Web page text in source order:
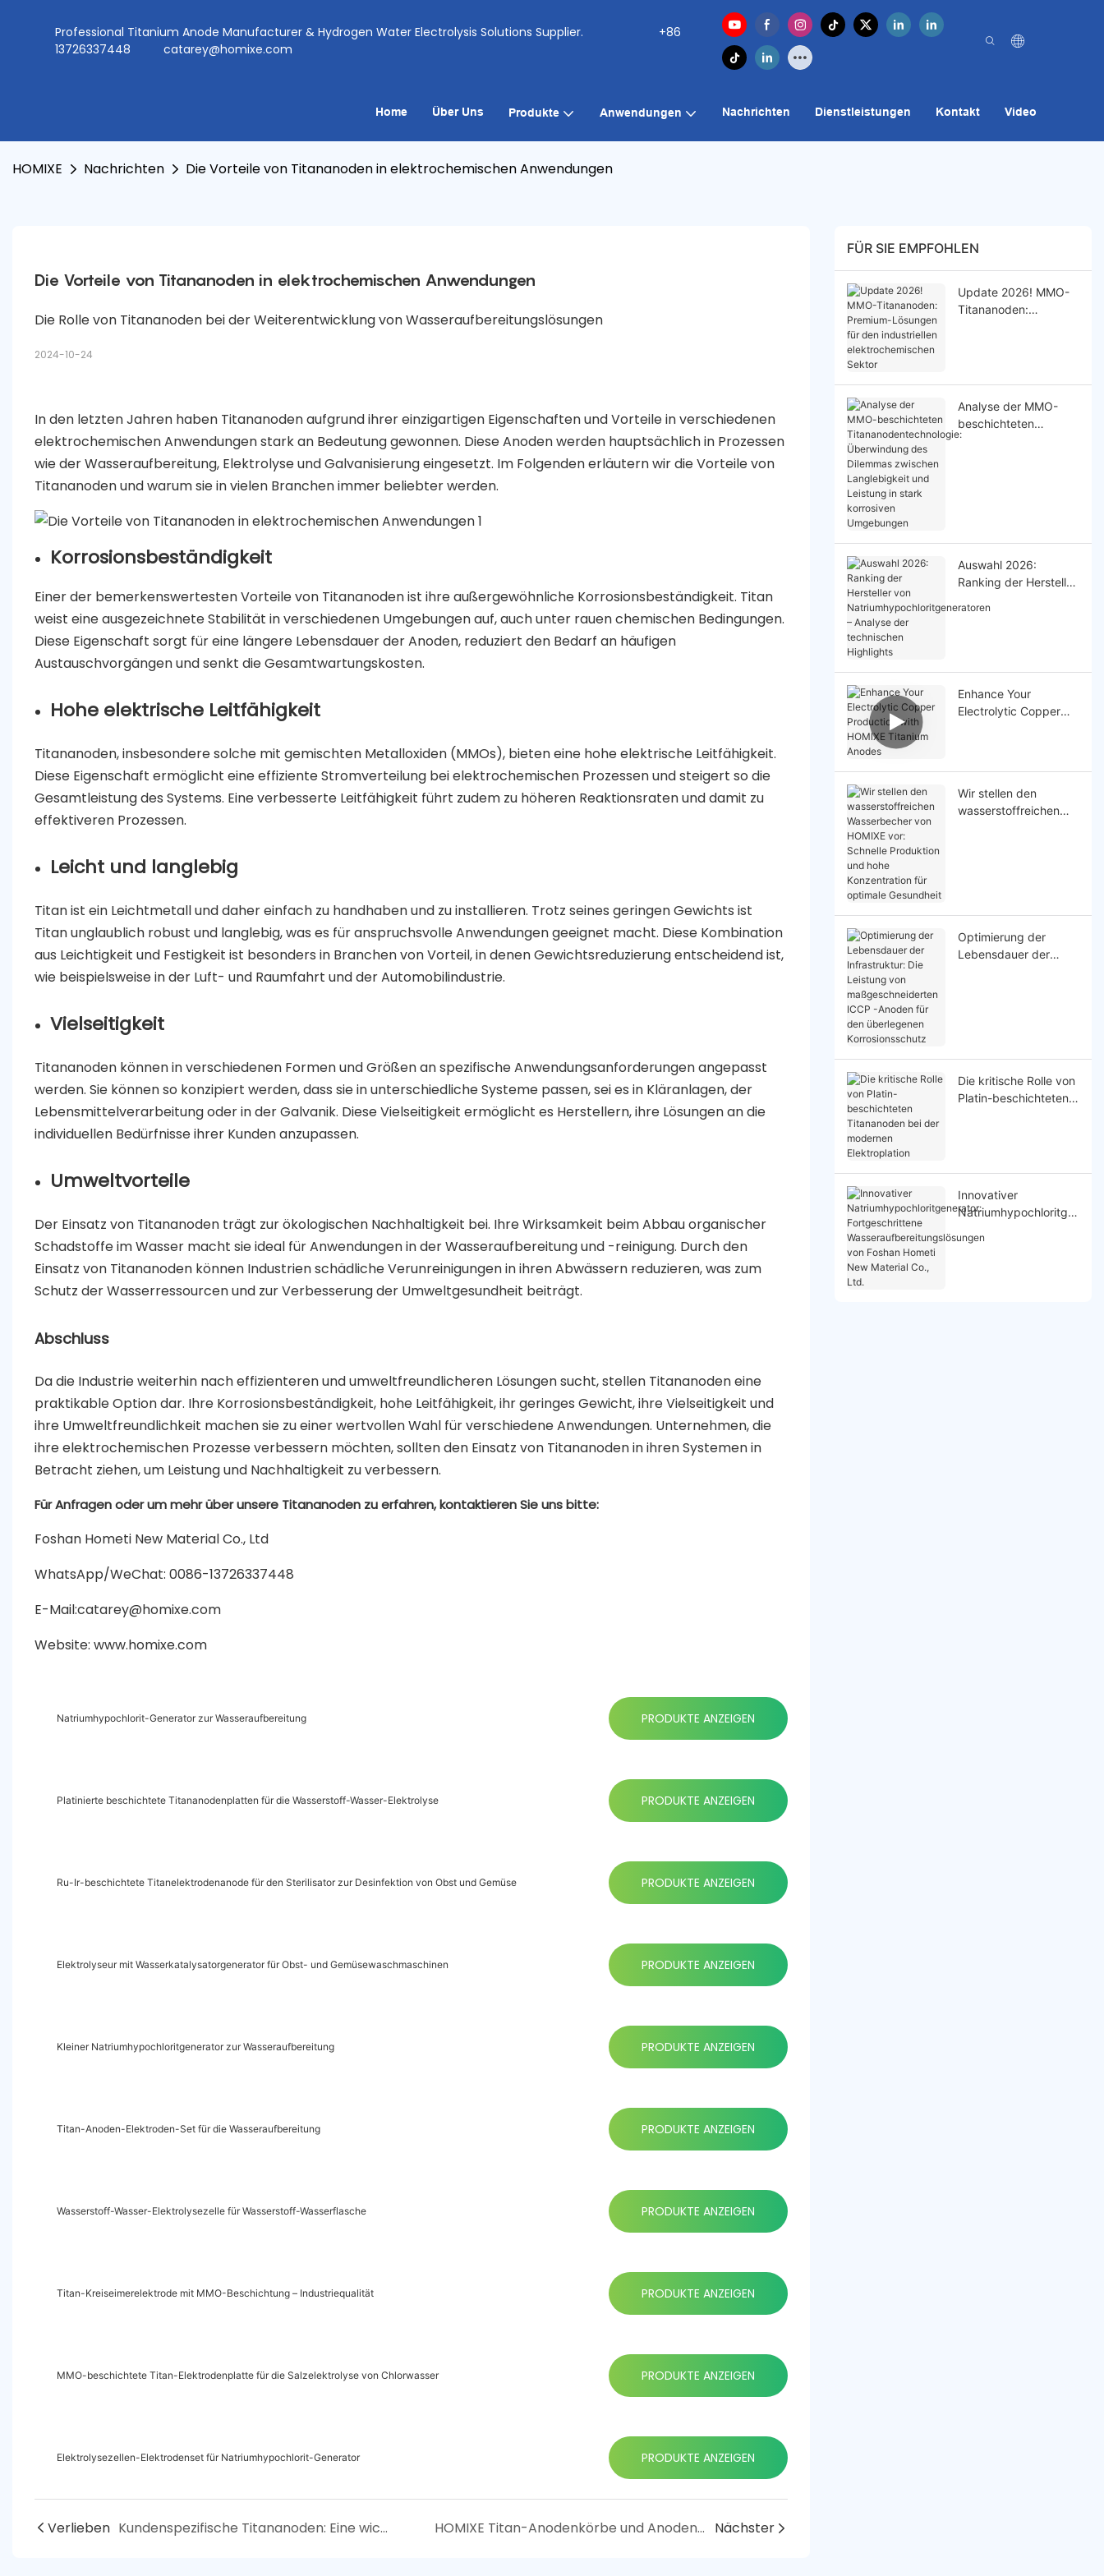
Professional Titanium Anode Manufacturer & Hydrogen Water Electrolysis Solutions Supplier.
+86
13726337448
catarey@homixe.com
Home Über Uns Produkte Anwendungen Nachrichten Dienstleistungen Kontakt Video
HOMIXE Nachrichten Die Vorteile von Titananoden in elektrochemischen Anwendungen
Die Vorteile von Titananoden in elektrochemischen Anwendungen
Die Rolle von Titananoden bei der Weiterentwicklung von Wasseraufbereitungslösungen
2024-10-24
In den letzten Jahren haben Titananoden aufgrund ihrer einzigartigen Eigenschaften und Vorteile in verschiedenen
elektrochemischen Anwendungen stark an Bedeutung gewonnen. Diese Anoden werden hauptsächlich in Prozessen
wie der Wasseraufbereitung, Elektrolyse und Galvanisierung eingesetzt. Im Folgenden erläutern wir die Vorteile von
Titananoden und warum sie in vielen Branchen immer beliebter werden.
Korrosionsbeständigkeit
Einer der bemerkenswertesten Vorteile von Titananoden ist ihre außergewöhnliche Korrosionsbeständigkeit. Titan
weist eine ausgezeichnete Stabilität in verschiedenen Umgebungen auf, auch unter rauen chemischen Bedingungen.
Diese Eigenschaft sorgt für eine längere Lebensdauer der Anoden, reduziert den Bedarf an häufigen
Austauschvorgängen und senkt die Gesamtwartungskosten.
Hohe elektrische Leitfähigkeit
Titananoden, insbesondere solche mit gemischten Metalloxiden (MMOs), bieten eine hohe elektrische Leitfähigkeit.
Diese Eigenschaft ermöglicht eine effiziente Stromverteilung bei elektrochemischen Prozessen und steigert so die
Gesamtleistung des Systems. Eine verbesserte Leitfähigkeit führt zudem zu höheren Reaktionsraten und damit zu
effektiveren Prozessen.
Leicht und langlebig
Titan ist ein Leichtmetall und daher einfach zu handhaben und zu installieren. Trotz seines geringen Gewichts ist
Titan unglaublich robust und langlebig, was es für anspruchsvolle Anwendungen geeignet macht. Diese Kombination
aus Leichtigkeit und Festigkeit ist besonders in Branchen von Vorteil, in denen Gewichtsreduzierung entscheidend ist,
wie beispielsweise in der Luft- und Raumfahrt und der Automobilindustrie.
Vielseitigkeit
Titananoden können in verschiedenen Formen und Größen an spezifische Anwendungsanforderungen angepasst
werden. Sie können so konzipiert werden, dass sie in unterschiedliche Systeme passen, sei es in Kläranlagen, der
Lebensmittelverarbeitung oder in der Galvanik. Diese Vielseitigkeit ermöglicht es Herstellern, ihre Lösungen an die
individuellen Bedürfnisse ihrer Kunden anzupassen.
Umweltvorteile
Der Einsatz von Titananoden trägt zur ökologischen Nachhaltigkeit bei. Ihre Wirksamkeit beim Abbau organischer
Schadstoffe im Wasser macht sie ideal für Anwendungen in der Wasseraufbereitung und -reinigung. Durch den
Einsatz von Titananoden können Industrien schädliche Verunreinigungen in ihren Abwässern reduzieren, was zum
Schutz der Wasserressourcen und zur Verbesserung der Umweltgesundheit beiträgt.
Abschluss
Da die Industrie weiterhin nach effizienteren und umweltfreundlicheren Lösungen sucht, stellen Titananoden eine
praktikable Option dar. Ihre Korrosionsbeständigkeit, hohe Leitfähigkeit, ihr geringes Gewicht, ihre Vielseitigkeit und
ihre Umweltfreundlichkeit machen sie zu einer wertvollen Wahl für verschiedene Anwendungen. Unternehmen, die
ihre elektrochemischen Prozesse verbessern möchten, sollten den Einsatz von Titananoden in ihren Systemen in
Betracht ziehen, um Leistung und Nachhaltigkeit zu verbessern.
Für Anfragen oder um mehr über unsere Titananoden zu erfahren, kontaktieren Sie uns bitte:
Foshan Hometi New Material Co., Ltd
WhatsApp/WeChat: 0086-13726337448
E-Mail:catarey@homixe.com
Website: www.homixe.com
Natriumhypochlorit-Generator zur Wasseraufbereitung PRODUKTE ANZEIGEN
Platinierte beschichtete Titananodenplatten für die Wasserstoff-Wasser-Elektrolyse PRODUKTE ANZEIGEN
Ru-Ir-beschichtete Titanelektrodenanode für den Sterilisator zur Desinfektion von Obst und Gemüse PRODUKTE ANZEIGEN
Elektrolyseur mit Wasserkatalysatorgenerator für Obst- und Gemüsewaschmaschinen PRODUKTE ANZEIGEN
Kleiner Natriumhypochloritgenerator zur Wasseraufbereitung PRODUKTE ANZEIGEN
Titan-Anoden-Elektroden-Set für die Wasseraufbereitung PRODUKTE ANZEIGEN
Wasserstoff-Wasser-Elektrolysezelle für Wasserstoff-Wasserflasche PRODUKTE ANZEIGEN
Titan-Kreiseimerelektrode mit MMO-Beschichtung – Industriequalität PRODUKTE ANZEIGEN
MMO-beschichtete Titan-Elektrodenplatte für die Salzelektrolyse von Chlorwasser PRODUKTE ANZEIGEN
Elektrolysezellen-Elektrodenset für Natriumhypochlorit-Generator PRODUKTE ANZEIGEN
Verlieben Kundenspezifische Titananoden: Eine wichtige Wahl zur Anhebung der Industriestandards HOMIXE Titan-Anodenkörbe und Anodenhaken Nächster
FÜR SIE EMPFOHLEN
Update 2026! MMO-
Titananoden:
Analyse der MMO-
beschichteten
Titananodentechnolog
Umgebungen
Auswahl 2026:
Ranking der Hersteller
Enhance Your
Electrolytic Copper
Wir stellen den
wasserstoffreichen
Optimierung der
Lebensdauer der
Korrosionsschutz
Die kritische Rolle von
Platin-beschichteten
Innovativer
Natriumhypochloritge
Fortgeschrittene